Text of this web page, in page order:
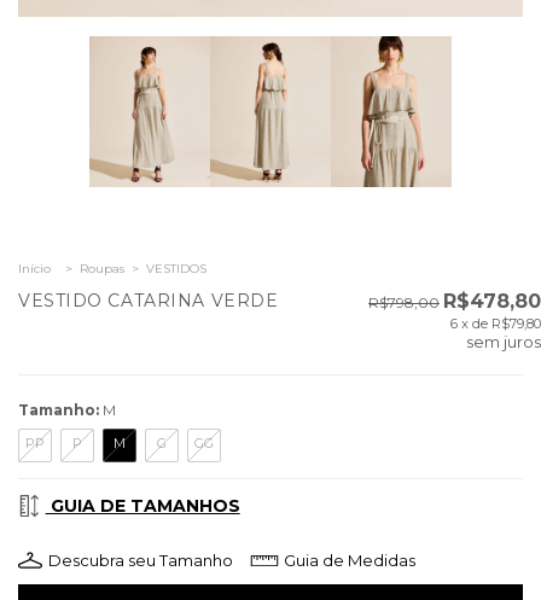
Início > Roupas > VESTIDOS
VESTIDO CATARINA VERDE R$798,00 R$478,80
6 x de R$79,80
sem juros
Tamanho: M
PP P M G GG
GUIA DE TAMANHOS
Descubra seu Tamanho Guia de Medidas